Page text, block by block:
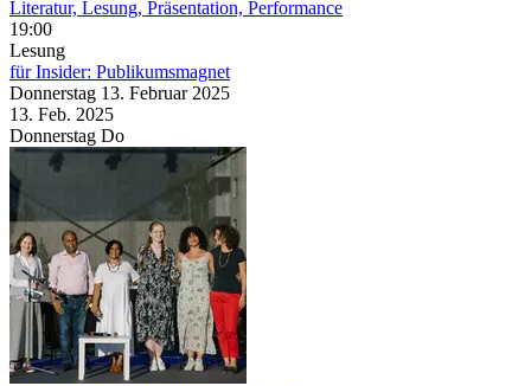
Literatur, Lesung, Präsentation, Performance
19:00
Lesung
für Insider: Publikumsmagnet
Donnerstag 13. Februar 2025
13. Feb. 2025
Donnerstag Do